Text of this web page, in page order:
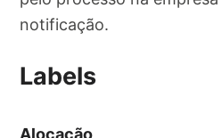
notificação.
Labels
Alocação